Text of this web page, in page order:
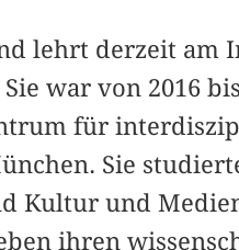
lehrt derzeit am
Sie war von 2016
für
Sie
Kultur und
ihren